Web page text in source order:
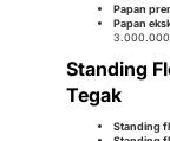
Papan
Papan
3.000.000
Standing
Tegak
Standing